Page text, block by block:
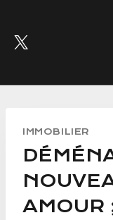
content
IMMOBILIER
AMOUR